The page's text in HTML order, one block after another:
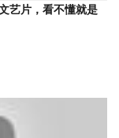
艺片，看不懂就是